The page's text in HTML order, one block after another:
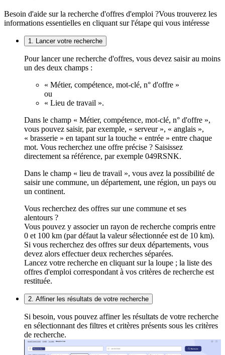
Besoin d'aide sur la recherche d'offres d'emploi ?Vous trouverez les
informations essentielles en cliquant sur l'étape qui vous intéresse
1. Lancer votre recherche
Pour lancer une recherche d'offres, vous devez saisir au moins
un des deux champs :
« Métier, compétence, mot-clé, n° d'offre »
ou
« Lieu de travail ».
Dans le champ « Métier, compétence, mot-clé, n° d'offre »,
vous pouvez saisir, par exemple, « serveur », « anglais »,
« brasserie » en tapant sur la touche « entrée » entre chaque
mot. Vous recherchez une offre précise ? Saisissez
directement sa référence, par exemple 049RSNK.
Dans le champ « lieu de travail », vous avez la possibilité de
saisir une commune, un département, une région, un pays ou
un continent.
Vous recherchez des offres sur une commune et ses
alentours ?
Vous pouvez y associer un rayon de recherche compris entre
0 et 100 km (par défaut la valeur sélectionnée est de 10 km).
Si vous recherchez des offres sur deux départements, vous
devez alors effectuer deux recherches séparées.
Lancez votre recherche en cliquant sur la loupe ; la liste des
offres d'emploi correspondant à vos critères de recherche est
restituée.
2. Affiner les résultats de votre recherche
Si besoin, vous pouvez affiner les résultats de votre recherche
en sélectionnant des filtres et critères présents sous les critères
de recherche.